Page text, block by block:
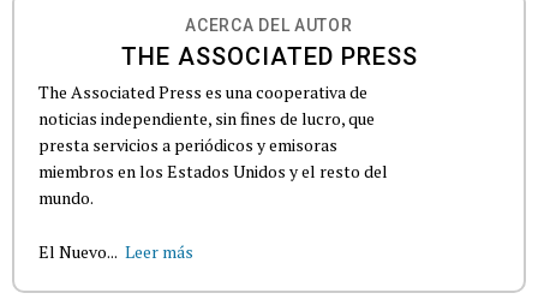
ACERCA DEL AUTOR
THE ASSOCIATED PRESS
The Associated Press es una cooperativa de
noticias independiente, sin fines de lucro, que
presta servicios a periódicos y emisoras
miembros en los Estados Unidos y el resto del
mundo.
El Nuevo... Leer más